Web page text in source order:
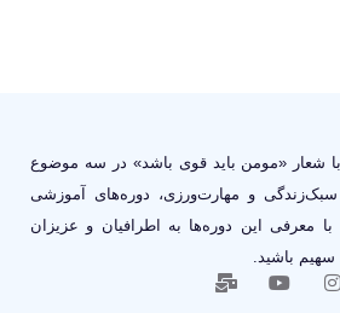
با شعار «مومن باید قوی باشد» در سه موضوع
و مهارت‌ورزی، دوره‌های آموزشی
با معرفی این دوره‌ها به اطرافیان و عزیزان
باشید.